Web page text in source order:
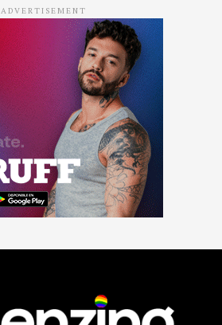
ADVERTISEMENT